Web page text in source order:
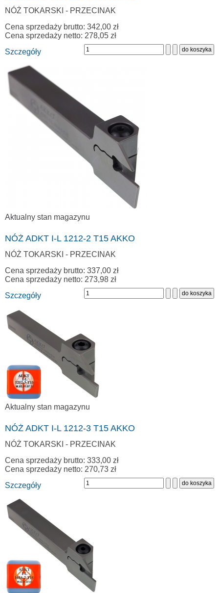
NÓŻ TOKARSKI - PRZECINAK
Cena sprzedaży brutto: 342,00 zł
Cena sprzedaży netto: 278,05 zł
Szczegóły
Aktualny stan magazynu
NÓŻ ADKT I-L 1212-2 T15 AKKO
NÓŻ TOKARSKI - PRZECINAK
Cena sprzedaży brutto: 337,00 zł
Cena sprzedaży netto: 273,98 zł
Szczegóły
Aktualny stan magazynu
NÓŻ ADKT I-L 1212-3 T15 AKKO
NÓŻ TOKARSKI - PRZECINAK
Cena sprzedaży brutto: 333,00 zł
Cena sprzedaży netto: 270,73 zł
Szczegóły